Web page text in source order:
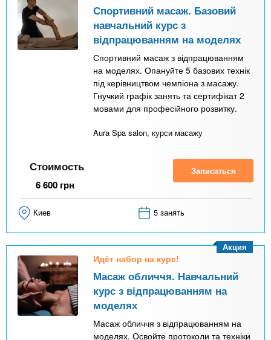
Спортивний масаж. Базовий
навчальний курс з
відпрацюванням на моделях
Спортивний масаж з відпрацюванням
на моделях. Опануйте 5 базових технік
під керівництвом чемпіона з масажу.
Гнучкий графік занять та сертифікат 2
мовами для професійного розвитку.
Aura Spa salon, курси масажу
Стоимость
6 600 грн
Записаться
Киев 5 занять
Идёт набор на курс!
Масаж обличчя. Навчальний
курс з відпрацюванням на
моделях
Масаж обличчя з відпрацюванням на
моделях. Освойте протоколи та техніки
Акция